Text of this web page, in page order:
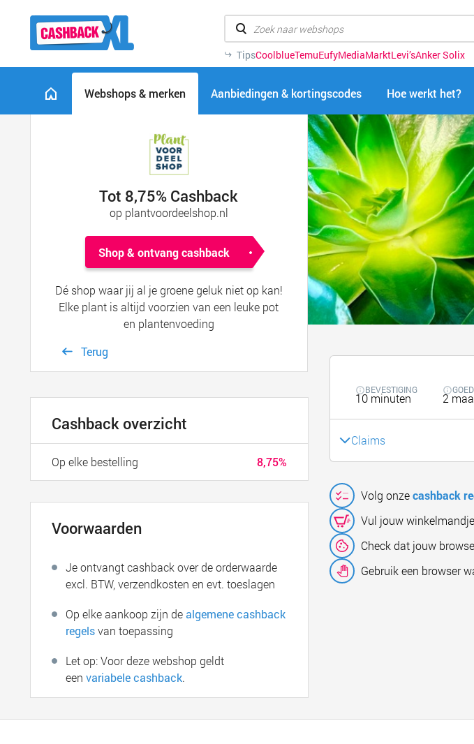
TipsCoolblueTemuEufyMediaMarktLevi’sAnker Solix
Webshops & merken Aanbiedingen & kortingscodes Hoe werkt het?
Tot 8,75% Cashback
op plantvoordeelshop.nl
Shop & ontvang cashback
Dé shop waar jij al je groene geluk niet op kan!
Elke plant is altijd voorzien van een leuke pot
en plantenvoeding
Terug
BEVESTIGING
10 minuten 2
Claims
Volg onzecashback
Vul jouw
Check dat jouw
Gebruik een browser
Cashback overzicht
8,75%
Op elke bestelling
Voorwaarden
Je ontvangt cashback over de orderwaarde
excl. BTW, verzendkosten en evt. toeslagen
Op elke aankoop zijn dealgemene cashback
regelsvan toepassing
Let op: Voor deze webshop geldt
eenvariabele cashback.